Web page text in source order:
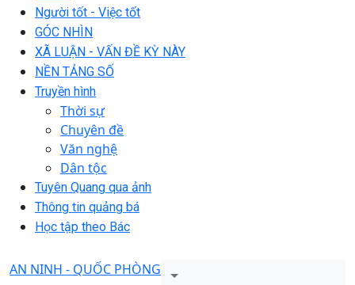
Người tốt - Việc tốt
GÓC NHÌN
XÃ LUẬN - VẤN ĐỀ KỲ NÀY
NỀN TẢNG SỐ
Truyền hình
Thời sự
Chuyên đề
Văn nghệ
Dân tộc
Tuyên Quang qua ảnh
Thông tin quảng bá
Học tập theo Bác
AN NINH - QUỐC PHÒNG